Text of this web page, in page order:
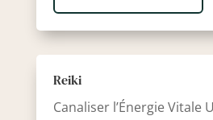
Reiki
Canaliser l’Énergie Vitale